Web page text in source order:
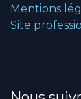
Mentions
Site